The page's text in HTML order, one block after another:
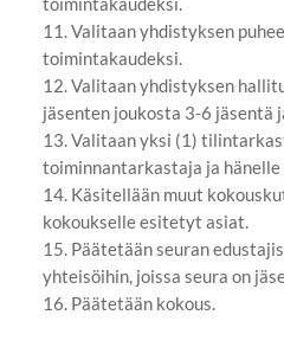
11. Valitaan yhdistyksen
toimintakaudeksi.
12. Valitaan yhdistyksen
jäsenten joukosta 3-6 jäsentä
13. Valitaan yksi (1)
toiminnantarkastaja ja
14. Käsitellään muut
kokoukselle esitetyt asiat.
15. Päätetään seuran
yhteisöihin, joissa seura on
16. Päätetään kokous.